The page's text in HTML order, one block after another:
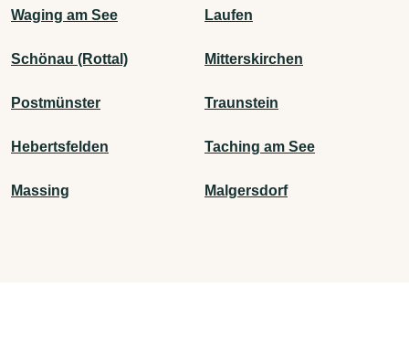
Waging am See Laufen
Schönau (Rottal) Mitterskirchen
Postmünster Traunstein
Hebertsfelden Taching am See
Massing Malgersdorf